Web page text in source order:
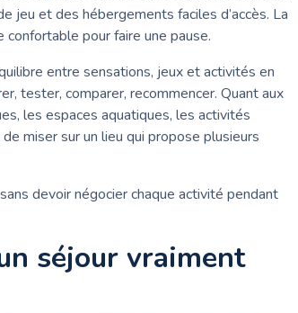
jeu et des hébergements faciles d’accès. La
pour faire une pause.
entre sensations, jeux et activités en
tester, comparer, recommencer. Quant aux
les espaces aquatiques, les activités
miser sur un lieu qui propose plusieurs
devoir négocier chaque activité pendant
séjour vraiment